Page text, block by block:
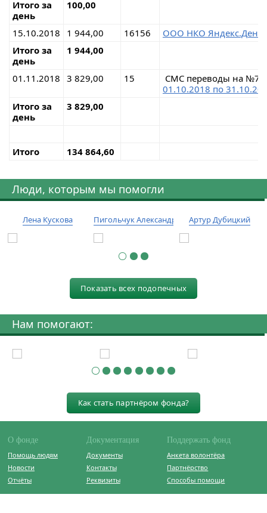
Итого за
день
100,00
15.10.2018 1 944,00 16156
ООО НКО
Итого за
день
1 944,00
01.11.2018 3 829,00 15
СМС переводы на
01.10.2018 по
Итого за
день
3 829,00
Итого 134 864,60
Люди, которым мы помогли
Лена Кускова Пигольчук Александр Артур Дубицкий
Показать всех подопечных
Нам помогают:
Как стать партнёром фонда?
О фонде
Помощь людям
Новости
Отчёты
Документация
Документы
Контакты
Реквизиты
Поддержать фонд
Анкета волонтёра
Партнёрство
Способы помощи